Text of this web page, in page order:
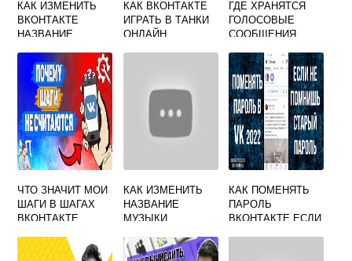
КАК ИЗМЕНИТЬ
ВКОНТАКТЕ
НАЗВАНИЕ
КАК ВКОНТАКТЕ
ИГРАТЬ В ТАНКИ
ОНЛАЙН
ГДЕ ХРАНЯТСЯ
ГОЛОСОВЫЕ
СООБЩЕНИЯ
ЧТО ЗНАЧИТ МОИ
ШАГИ В ШАГАХ
ВКОНТАКТЕ
КАК ИЗМЕНИТЬ
НАЗВАНИЕ
МУЗЫКИ
КАК ПОМЕНЯТЬ
ПАРОЛЬ
ВКОНТАКТЕ ЕСЛИ